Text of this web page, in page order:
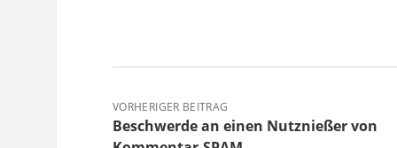
VORHERIGER BEITRAG
Beschwerde an einen Nutznießer von